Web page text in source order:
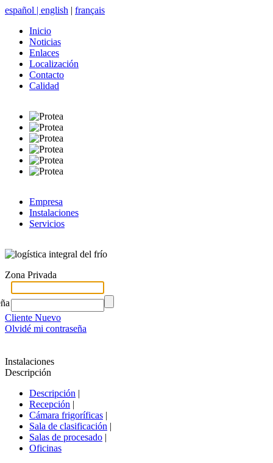
español | english | français
Inicio
Noticias
Enlaces
Localización
Contacto
Calidad
Empresa
Instalaciones
Servicios
logística integral del frío
Zona Privada
Cliente Nuevo
Olvidé mi contraseña
Instalaciones
Descripción
Descripción |
Recepción |
Cámara frigoríficas |
Sala de clasificación |
Salas de procesado |
Oficinas